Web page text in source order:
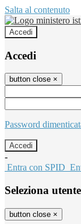
Salta al contenuto
Accedi
Accedi
button close ×
Password
-
Entra con SPID
Seleziona utente
button close ×